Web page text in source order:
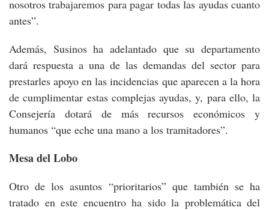
nosotros trabajaremos para pagar todas las ayudas cuanto
antes”.
Además, Susinos ha adelantado que su departamento
dará respuesta a una de las demandas del sector para
prestarles apoyo en las incidencias que aparecen a la hora
de cumplimentar estas complejas ayudas, y, para ello, la
Consejería dotará de más recursos económicos y
humanos “que eche una mano a los tramitadores”.
Mesa del Lobo
Otro de los asuntos “prioritarios” que también se ha
tratado en este encuentro ha sido la problemática del